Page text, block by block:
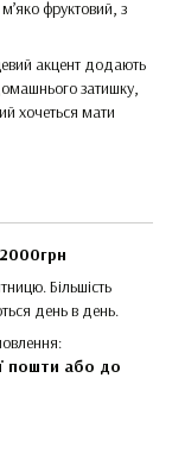
фруктовий, з
акцент додають
затишку,
хочеться мати
Більшість
день в день.
пошти або до